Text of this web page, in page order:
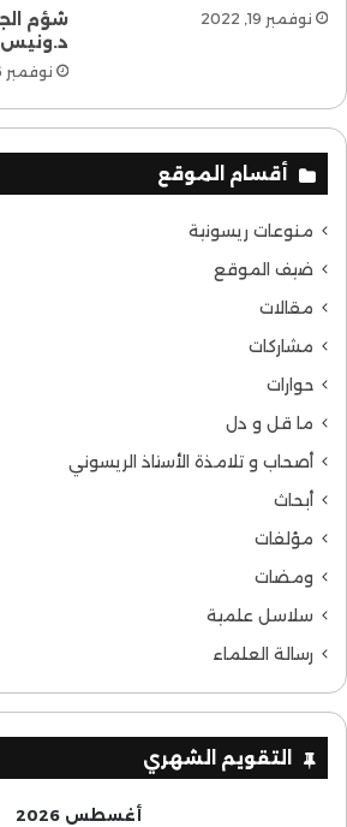
نوفمبر 19, 2022
شؤم
نوفمبر 16, 2022
أقسام الموقع
منوعات ريسونية
ضيف الموقع
مقالات
مشاركات
حوارات
ما قل و دل
أصحاب و تلامذة الأستاذ الريسوني
أبحاث
مؤلفات
ومضات
سلاسل علمية
رسالة العلماء
التقويم الشهري
أغسطس 2026